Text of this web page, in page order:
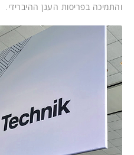
והתמיכה בפריסות הענן ההיברידי.